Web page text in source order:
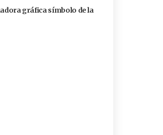
gráfica símbolo de la